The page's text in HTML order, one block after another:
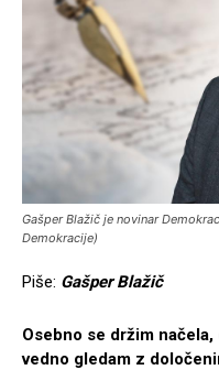
Gašper Blažič je novinar
Demokracije)
Piše: Gašper Blažič
Osebno se držim
vedno gledam z